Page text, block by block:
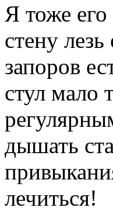
Я тоже его
стену
запоров
стул мало
дышать
лечиться!